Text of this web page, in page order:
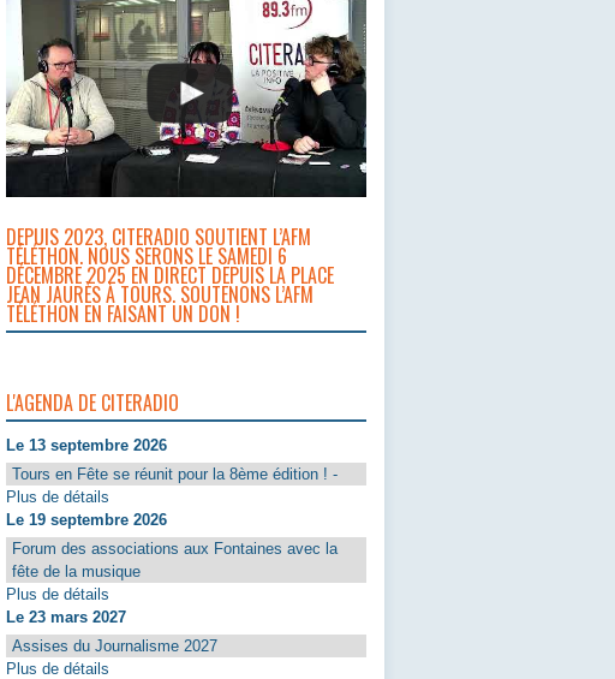
DEPUIS 2023, CITERADIO SOUTIENT L’AFM
TÉLÉTHON. NOUS SERONS LE SAMEDI 6
DÉCEMBRE 2025 EN DIRECT DEPUIS LA PLACE
JEAN JAURÈS À TOURS. SOUTENONS L’AFM
TÉLÉTHON EN FAISANT UN DON !
L'AGENDA DE CITERADIO
Le 13 septembre 2026
Tours en Fête se réunit pour la 8ème édition ! -
Plus de détails
Le 19 septembre 2026
Forum des associations aux Fontaines avec la
fête de la musique
Plus de détails
Le 23 mars 2027
Assises du Journalisme 2027
Plus de détails